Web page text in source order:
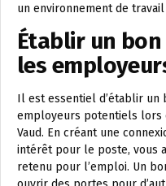
un environnement de
Établir un
les
Il est essentiel d’établir un
employeurs potentiels lors
Vaud. En créant une
intérêt pour le poste, vous
retenu pour l’emploi. Un